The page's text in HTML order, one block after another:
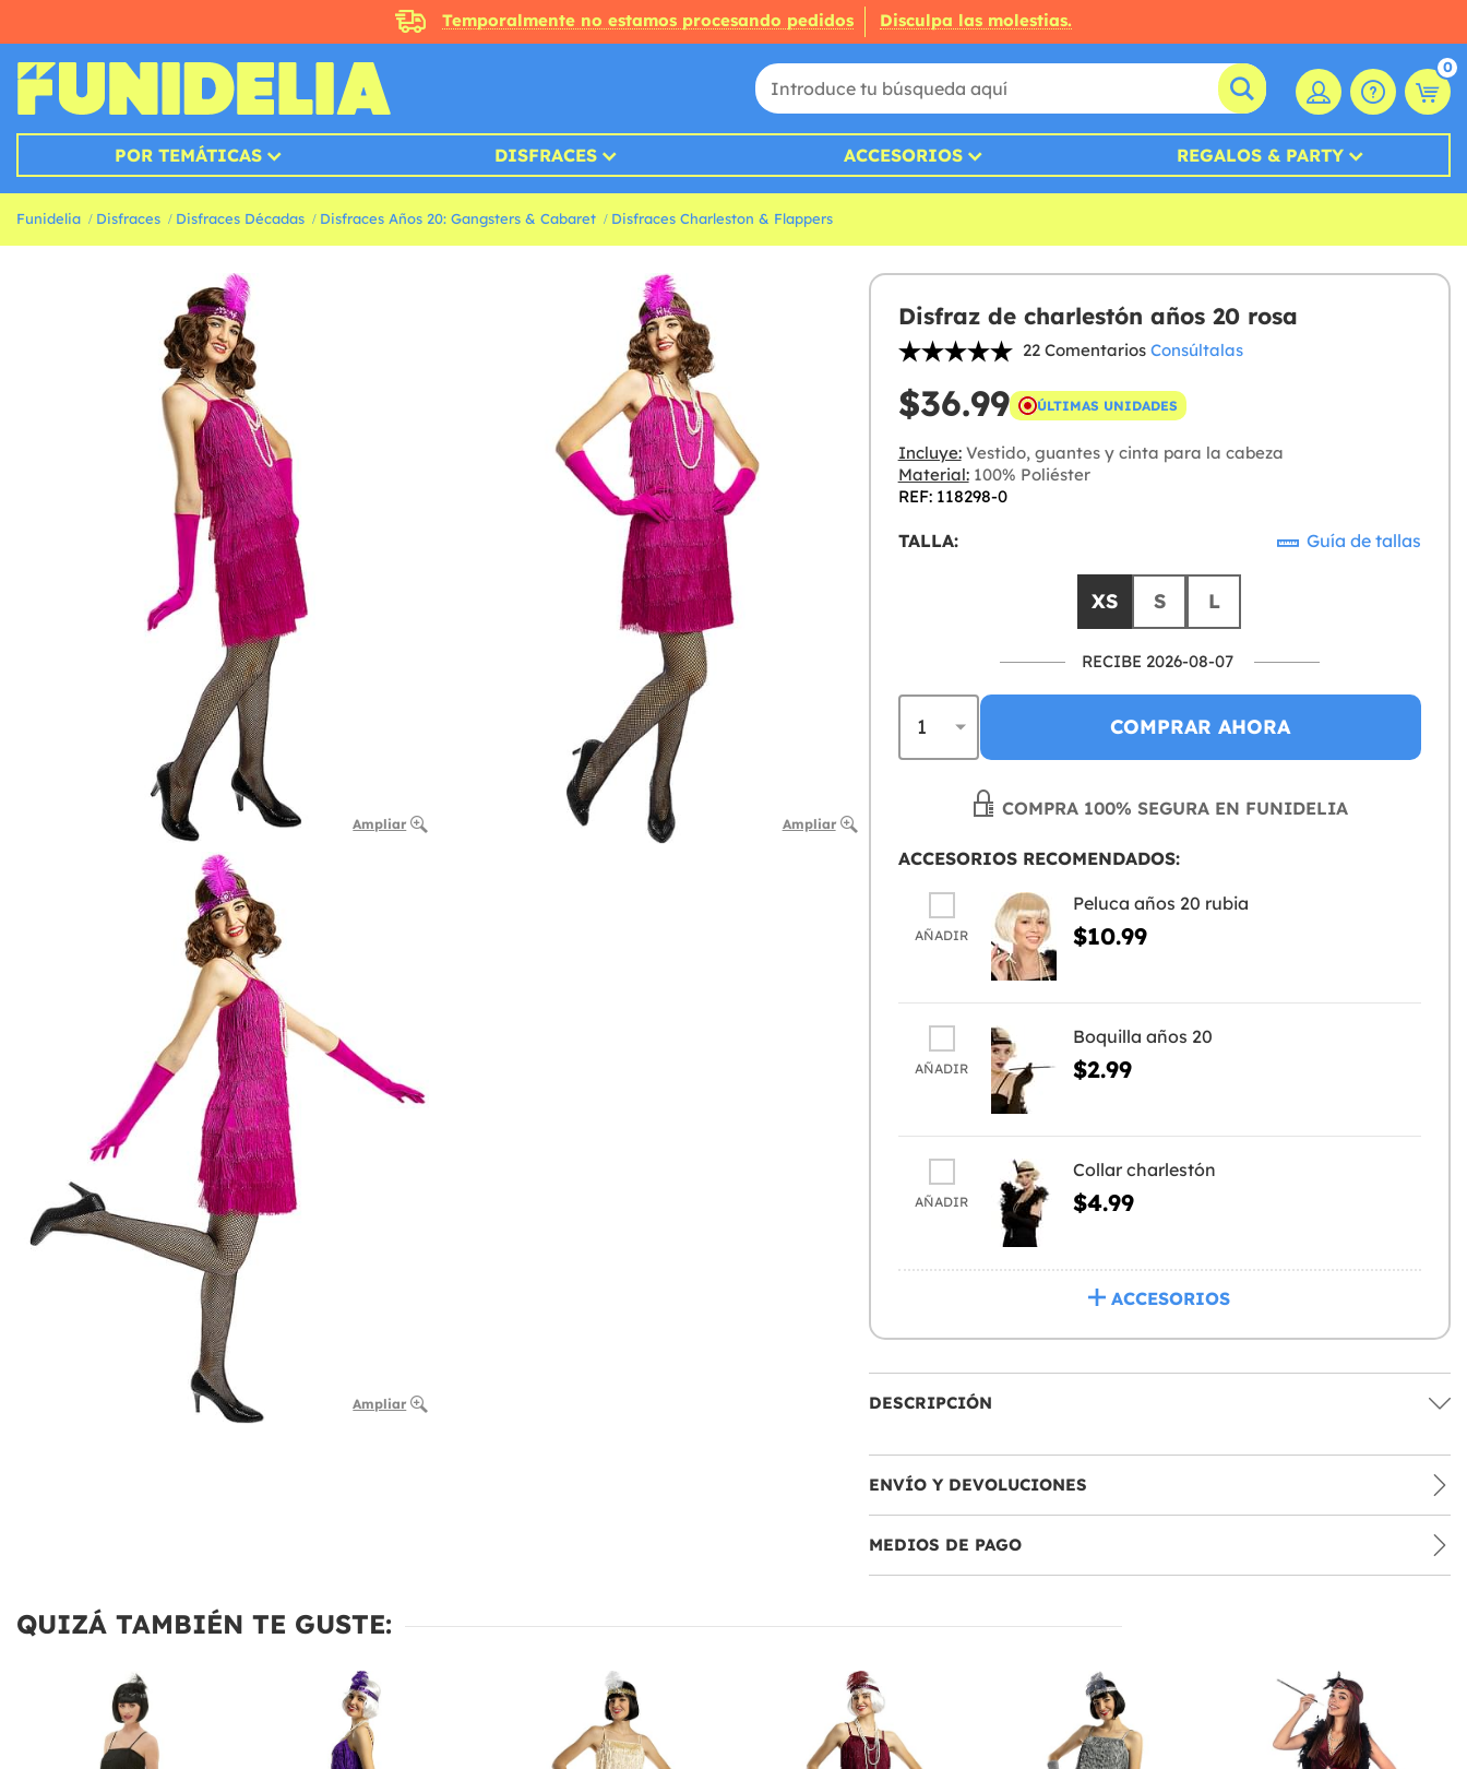
Temporalmente no estamos procesando pedidos Disculpa las molestias.
0
POR TEMÁTICAS DISFRACES ACCESORIOS REGALOS & PARTY
Funidelia Disfraces Disfraces Décadas Disfraces Años 20: Gangsters & Cabaret Disfraces Charleston & Flappers
Ampliar Ampliar
Ampliar
Disfraz de charlestón años 20 rosa
22 Comentarios Consúltalas
$36.99 ÚLTIMAS UNIDADES
Incluye:Vestido, guantes y cinta para la cabeza
Material:100% Poliéster
REF: 118298-0
TALLA: Guía de tallas
XS S L
RECIBE 2026-08-07
COMPRAR AHORA
COMPRA 100% SEGURA EN FUNIDELIA
ACCESORIOS RECOMENDADOS:
AÑADIR
Peluca años 20 rubia
$10.99
AÑADIR
Boquilla años 20
$2.99
AÑADIR
Collar charlestón
$4.99
ACCESORIOS
DESCRIPCIÓN
ENVÍO Y DEVOLUCIONES
MEDIOS DE PAGO
QUIZÁ TAMBIÉN TE GUSTE: